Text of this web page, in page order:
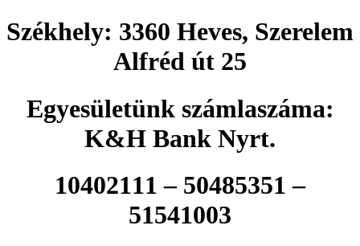
Székhely: 3360 Heves, Szerelem
Alfréd út 25
Egyesületünk számlaszáma:
K&H Bank Nyrt.
10402111 – 50485351 –
51541003